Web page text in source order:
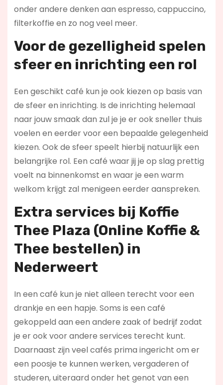
onder andere denken aan espresso, cappuccino,
filterkoffie en zo nog veel meer.
Voor de gezelligheid spelen
sfeer en inrichting een rol
Een geschikt café kun je ook kiezen op basis van
de sfeer en inrichting. Is de inrichting helemaal
naar jouw smaak dan zul je je er ook sneller thuis
voelen en eerder voor een bepaalde gelegenheid
kiezen. Ook de sfeer speelt hierbij natuurlijk een
belangrijke rol. Een café waar jij je op slag prettig
voelt na binnenkomst en waar je een warm
welkom krijgt zal menigeen eerder aanspreken.
Extra services bij Koffie
Thee Plaza (Online Koffie &
Thee bestellen) in
Nederweert
In een café kun je niet alleen terecht voor een
drankje en een hapje. Soms is een café
gekoppeld aan een andere zaak of bedrijf zodat
je er ook voor andere services terecht kunt.
Daarnaast zijn veel cafés prima ingericht om er
een poosje te kunnen werken, vergaderen of
studeren, uiteraard onder het genot van een